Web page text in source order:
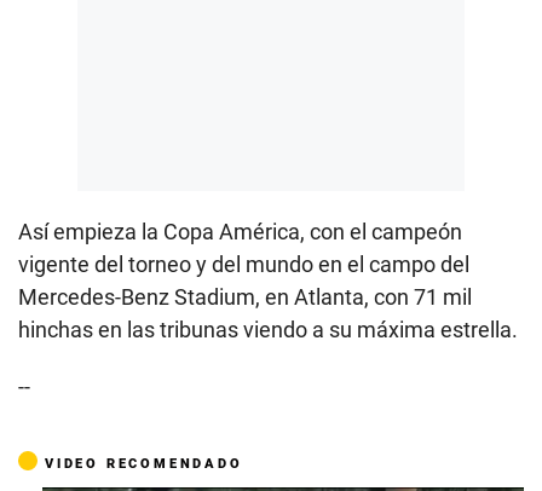
Así empieza la Copa América, con el campeón
vigente del torneo y del mundo en el campo del
Mercedes-Benz Stadium, en Atlanta, con 71 mil
hinchas en las tribunas viendo a su máxima estrella.
--
VIDEO RECOMENDADO